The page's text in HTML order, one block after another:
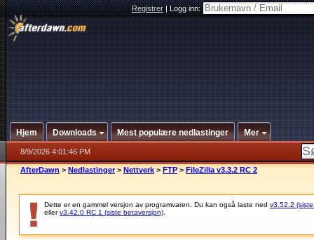
Registrer|Logg inn:
Hjem Downloads Mest populære nedlastinger Mer
8/9/2026 4:01:46 PM
AfterDawn > Nedlastinger > Nettverk > FTP > FileZilla v3.3.2 RC 2
Dette er en gammel versjon av programvaren. Du kan også laste ned v3.52.2
ellerv3.42.0 RC 1 (siste betaversjon)